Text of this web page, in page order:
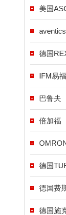
美国
德国
IFM易
巴鲁夫
倍加福
德国
德国费
德国施